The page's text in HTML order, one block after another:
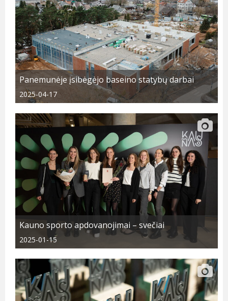
Panemunėje įsibėgėjo baseino statybų darbai
2025-04-17
Kauno sporto apdovanojimai – svečiai
2025-01-15